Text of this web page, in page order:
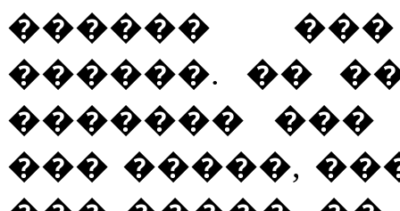
������
������. ��
�������
��� �����,